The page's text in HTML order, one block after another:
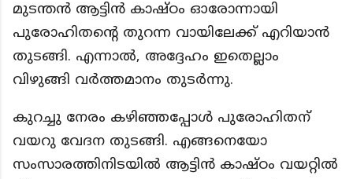
മുടന്തൻ ആട്ടിൻ കാഷ്ഠം ഓരോന്നായി
പുരോഹിതന്റെ തുറന്ന വായിലേക്ക് എറിയാൻ
തുടങ്ങി. എന്നാൽ, അദ്ദേഹം ഇതെല്ലാം
വിഴുങ്ങി വർത്തമാനം തുടർന്നു.
കുറച്ചു നേരം കഴിഞ്ഞപ്പോൾ പുരോഹിതന്
വയറു വേദന തുടങ്ങി. എങ്ങനെയോ
സംസാരത്തിനിടയിൽ ആട്ടിൻ കാഷ്ഠം വയറ്റിൽ